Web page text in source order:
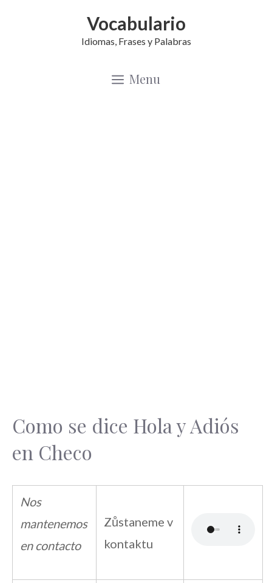
Vocabulario
Idiomas, Frases y Palabras
Menu
Como se dice Hola y Adiós
en Checo
Nos
mantenemos
en contacto
Zůstaneme v
kontaktu